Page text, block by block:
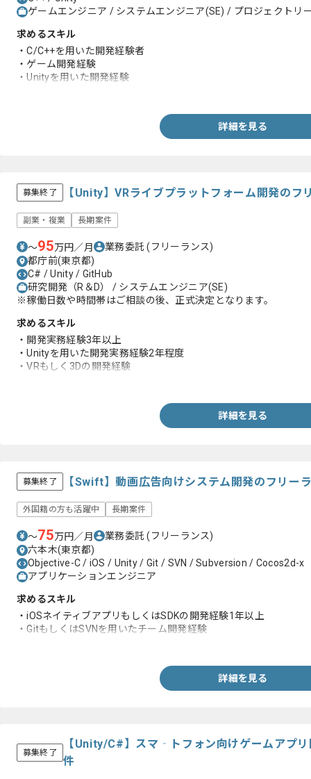
ゲームエンジニア / システムエンジニア(SE) / プロジェクトリ
求めるスキル
・C/C++を用いた開発経験者
・ゲーム開発経験
・Unityを用いた開発経験
詳細を見る
募集終了 【Unity】VRライブプラットフォーム開発のフ
副業・複業 長期案件
〜95万円／月 業務委託(フリーランス)
都庁前(東京都)
C# / Unity / GitHub
研究開発（R＆D） / システムエンジニア(SE)
※稼働日数や時間帯はご相談の後、正式決定となります。
求めるスキル
・開発実務経験3年以上
・Unityを用いた開発実務経験2年程度
・VRもしく3Dの開発経験
詳細を見る
募集終了 【Swift】動画広告向けシステム開発のフリー
外国籍の方も活躍中 長期案件
〜75万円／月 業務委託(フリーランス)
六本木(東京都)
Objective-C / iOS / Unity / Git / SVN / Subversion / Cocos2d-x
アプリケーションエンジニア
求めるスキル
・iOSネイティブアプリもしくはSDKの開発経験1年以上
・GitもしくはSVNを用いたチーム開発経験
詳細を見る
募集終了
【Unity/C#】スマ‐トフォン向けゲームアプリ
件